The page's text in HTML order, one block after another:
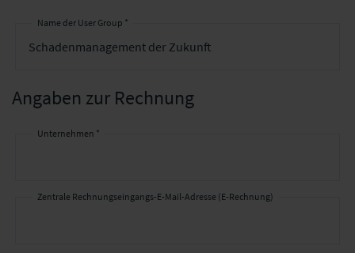
Name der User Group *
Angaben zur Rechnung
Unternehmen *
Zentrale Rechnungseingangs-E-Mail-Adresse (E-Rechnung)